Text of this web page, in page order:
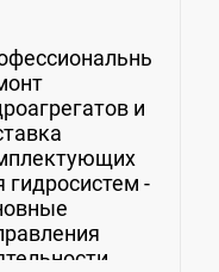
и
гидросистем -